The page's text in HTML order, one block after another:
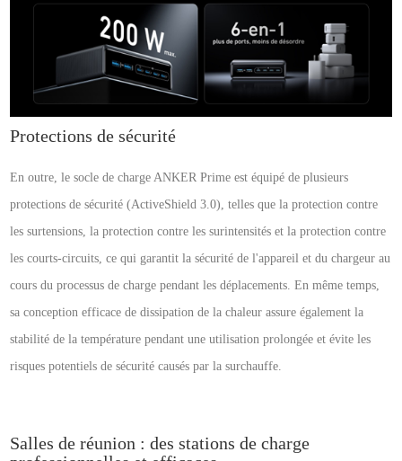
Protections de sécurité
En outre, le socle de charge ANKER Prime est équipé de plusieurs
protections de sécurité (ActiveShield 3.0), telles que la protection contre
les surtensions, la protection contre les surintensités et la protection contre
les courts-circuits, ce qui garantit la sécurité de l'appareil et du chargeur au
cours du processus de charge pendant les déplacements. En même temps,
sa conception efficace de dissipation de la chaleur assure également la
stabilité de la température pendant une utilisation prolongée et évite les
risques potentiels de sécurité causés par la surchauffe.
Salles de réunion : des stations de charge